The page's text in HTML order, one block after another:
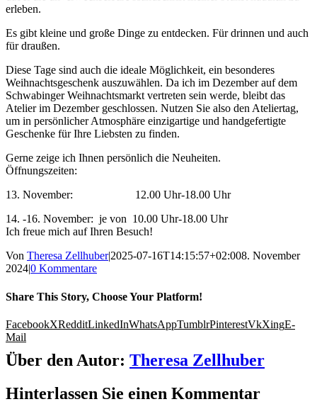
erleben.
Es gibt kleine und große Dinge zu entdecken. Für drinnen und auch
für draußen.
Diese Tage sind auch die ideale Möglichkeit, ein besonderes
Weihnachtsgeschenk auszuwählen. Da ich im Dezember auf dem
Schwabinger Weihnachtsmarkt vertreten sein werde, bleibt das
Atelier im Dezember geschlossen. Nutzen Sie also den Ateliertag,
um in persönlicher Atmosphäre einzigartige und handgefertigte
Geschenke für Ihre Liebsten zu finden.
Gerne zeige ich Ihnen persönlich die Neuheiten.
Öffnungszeiten:
13. November: 12.00 Uhr-18.00 Uhr
14. -16. November: je von 10.00 Uhr-18.00 Uhr
Ich freue mich auf Ihren Besuch!
Von Theresa Zellhuber|2025-07-16T14:15:57+02:008. November
2024|0 Kommentare
Share This Story, Choose Your Platform!
FacebookXRedditLinkedInWhatsAppTumblrPinterestVkXingE-
Mail
Über den Autor: Theresa Zellhuber
Hinterlassen Sie einen Kommentar